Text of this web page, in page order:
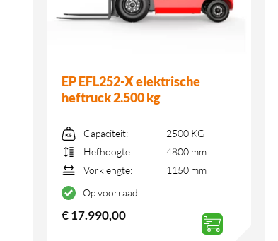
EP EFL252-X elektrische
heftruck 2.500 kg
Capaciteit:
2500 KG
Hefhoogte:
4800 mm
Vorklengte:
1150 mm
Op voorraad
€17.990,00